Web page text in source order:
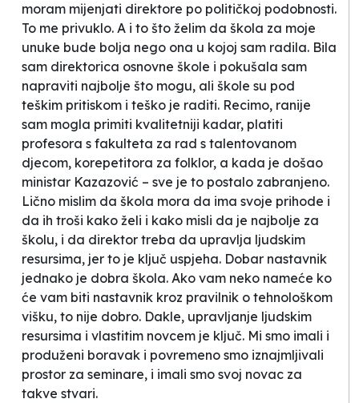
moram mijenjati direktore po političkoj podobnosti.
To me privuklo. A i to što želim da škola za moje
unuke bude bolja nego ona u kojoj sam radila. Bila
sam direktorica osnovne škole i pokušala sam
napraviti najbolje što mogu, ali škole su pod
teškim pritiskom i teško je raditi. Recimo, ranije
sam mogla primiti kvalitetniji kadar, platiti
profesora s fakulteta za rad s talentovanom
djecom, korepetitora za folklor, a kada je došao
ministar Kazazović – sve je to postalo zabranjeno.
Lično mislim da škola mora da ima svoje prihode i
da ih troši kako želi i kako misli da je najbolje za
školu, i da direktor treba da upravlja ljudskim
resursima, jer to je ključ uspjeha. Dobar nastavnik
jednako je dobra škola. Ako vam neko nameće ko
će vam biti nastavnik kroz pravilnik o tehnološkom
višku, to nije dobro. Dakle, upravljanje ljudskim
resursima i vlastitim novcem je ključ. Mi smo imali i
produženi boravak i povremeno smo iznajmljivali
prostor za seminare, i imali smo svoj novac za
takve stvari.